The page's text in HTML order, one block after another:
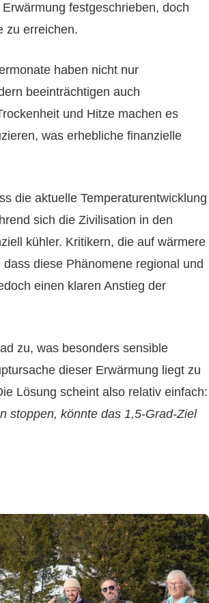
festgeschrieben, doch
zu erreichen.
haben nicht nur
beeinträchtigen auch
und Hitze machen es
was erhebliche finanzielle
die aktuelle Temperaturentwicklung
sich die Zivilisation in den
kühler. Kritikern, die auf wärmere
diese Phänomene regional und
einen klaren Anstieg der
zu, was besonders sensible
dieser Erwärmung liegt zu
Lösung scheint also relativ einfach:
stoppen, könnte das 1,5-Grad-Ziel